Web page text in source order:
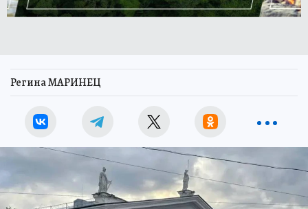
Регина МАРИНЕЦ